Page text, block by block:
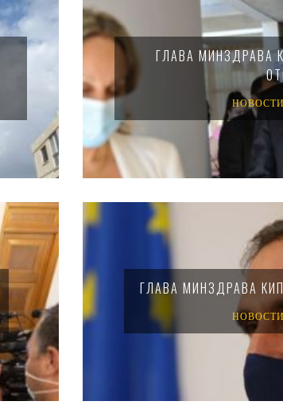
ГЛАВА МИНЗДРАВА
НОВОСТИ
ГЛАВА МИНЗДРАВА
НОВОСТИ